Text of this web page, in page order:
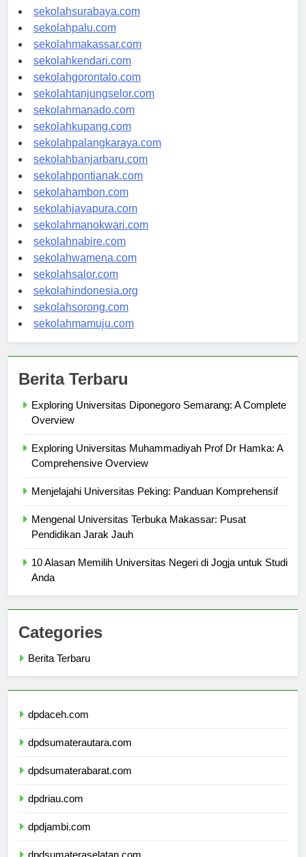
sekolahmataram.com
sekolahsurabaya.com
sekolahpalu.com
sekolahmakassar.com
sekolahkendari.com
sekolahgorontalo.com
sekolahtanjungselor.com
sekolahmanado.com
sekolahkupang.com
sekolahpalangkaraya.com
sekolahbanjarbaru.com
sekolahpontianak.com
sekolahambon.com
sekolahjayapura.com
sekolahmanokwari.com
sekolahnabire.com
sekolahwamena.com
sekolahsalor.com
sekolahindonesia.org
sekolahsorong.com
Exploring Universitas Diponegoro Semarang: A Complete
Exploring Universitas Muhammadiyah Prof Dr Hamka: A
Mengenal Universitas Terbuka Makassar: Pusat
10 Alasan Memilih Universitas Negeri di Jogja untuk Studi
Categories